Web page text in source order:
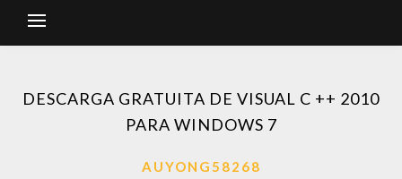
DESCARGA GRATUITA DE VISUAL C ++ 2010
PARA WINDOWS 7
AUYONG58268